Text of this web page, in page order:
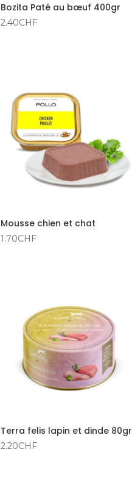
Bozita Paté au bœuf 400gr
2.40CHF
Mousse chien et chat
1.70CHF
Terra felis lapin et dinde 80gr
2.20CHF